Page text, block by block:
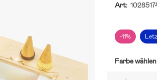
Art:
-11%
Farbe